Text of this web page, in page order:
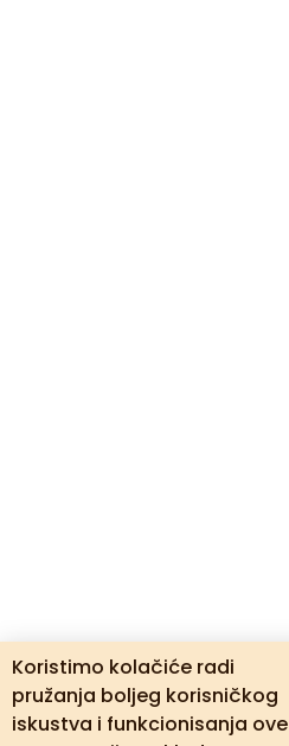
Koristimo kolačiće radi
pružanja boljeg korisničkog
iskustva i funkcionisanja ove